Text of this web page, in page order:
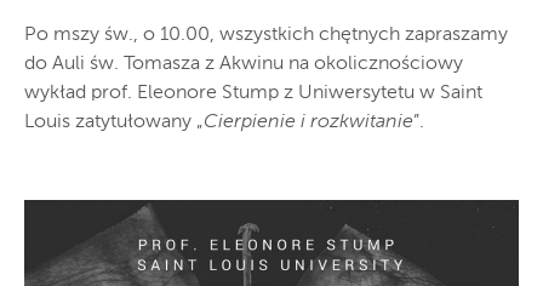
Po mszy św., o 10.00, wszystkich chętnych zapraszamy
do Auli św. Tomasza z Akwinu na okolicznościowy
wykład prof. Eleonore Stump z Uniwersytetu w Saint
Louis zatytułowany „Cierpienie i rozkwitanie”.